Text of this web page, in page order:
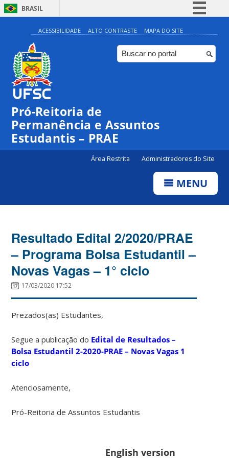
BRASIL
Simplifique!
Comunica BR
Participe
ACESSIBILIDADE ALTO CONTRASTE MAPA DO SITE
Pró-Reitoria de
Permanência e Assuntos
Estudantis – PRAE
Área Restrita Administradores do Site
MENU
Resultado Edital 2/2020/PRAE
– Programa Bolsa Estudantil –
Novas Vagas – 1° ciclo
17/03/2020 17:52
Prezados(as) Estudantes,
Segue a publicação do Edital de Resultados –
Bolsa Estudantil 2-2020-PRAE – Novas Vagas 1
ciclo
Atenciosamente,
Pró-Reitoria de Assuntos Estudantis
English version